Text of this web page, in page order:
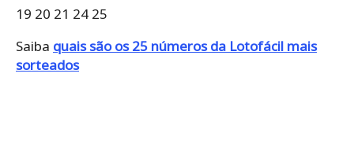
19 20 21 24 25
Saiba quais são os 25 números da Lotofácil mais
sorteados